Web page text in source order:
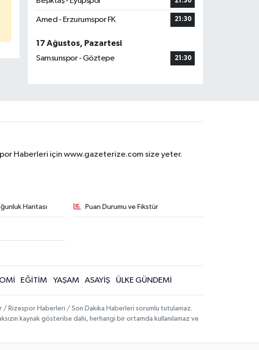
Amed - Erzurumspor FK 21:30
17 Ağustos, Pazartesi
Samsunspor - Göztepe
21:30
Haberleri için www.gazeterize.com size yeter.
Haritası Puan Durumu ve Fikstür
EĞİTİM YAŞAM ASAYİŞ ÜLKE GÜNDEMİ
/ Rizespor Haberleri / Son Dakika Haberleri sorumlu tutulamaz.
kaynak gösterilse dahi, herhangi bir ortamda kullanılamaz ve